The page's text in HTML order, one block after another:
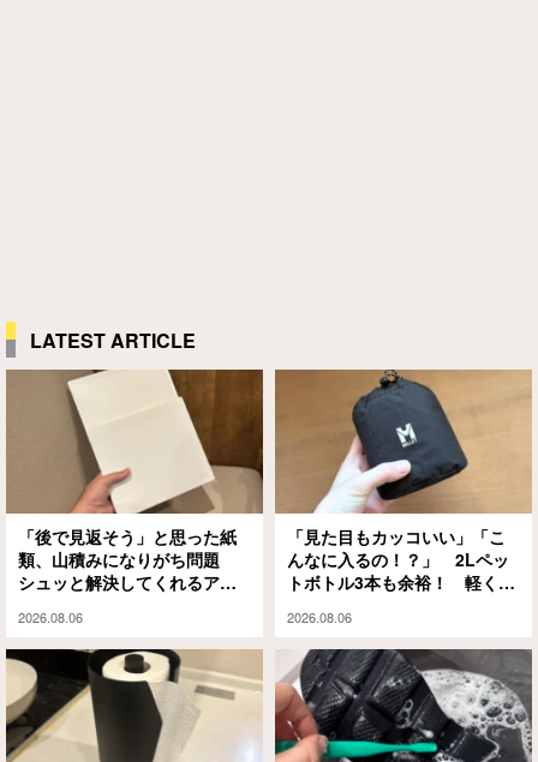
LATEST ARTICLE
「後で見返そう」と思った紙
類、山積みになりがち問題
シュッと解決してくれるアイ
2026.08.06
「見た目もカッコいい」「こ
んなに入るの！？」 2Lペッ
トボトル3本も余裕！ 軽くて
ッグが大正解
2026.08.06